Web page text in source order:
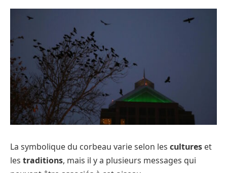
La symbolique du corbeau varie selon les cultures et
les traditions, mais il y a plusieurs messages qui